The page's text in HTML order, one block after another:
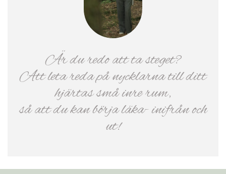
Är du redo att ta steget?
Att leta reda på nycklarna till ditt
hjärtas små inre rum,
så att du kan börja läka- inifrån och
ut!